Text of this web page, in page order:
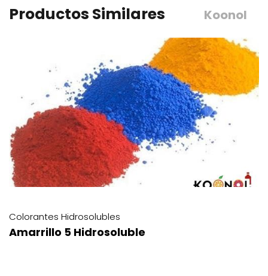
Productos Similares Koonol
Colorantes Hidrosolubles
Amarrillo 6 Hidrosoluble